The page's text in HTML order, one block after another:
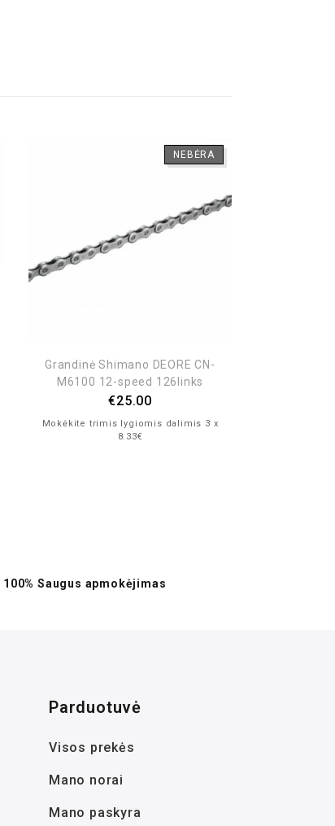
NEBĖRA
Grandinė Shimano DEORE CN-
M6100 12-speed 126links
€25.00
Mokėkite trimis lygiomis dalimis 3 x
8.33€
100% Saugus apmokėjimas
Parduotuvė
Visos prekės
Mano norai
Mano paskyra